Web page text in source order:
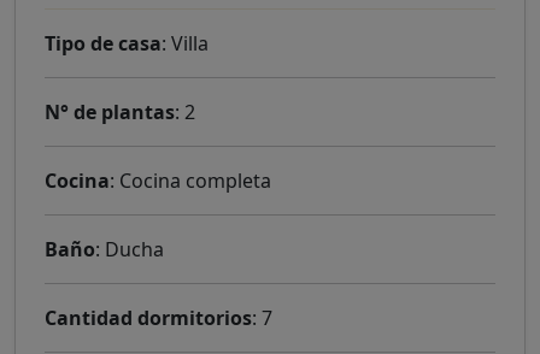
Tipo de casa: Villa
N° de plantas: 2
Cocina: Cocina completa
Baño: Ducha
Cantidad dormitorios: 7